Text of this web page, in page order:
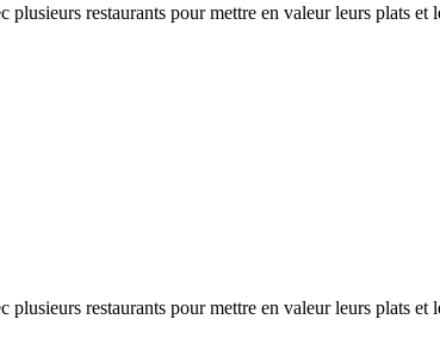
restaurants pour mettre en valeur leurs plats
restaurants pour mettre en valeur leurs plats